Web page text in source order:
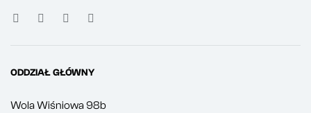
ODDZIAŁ GŁÓWNY
Wola Wiśniowa 98b